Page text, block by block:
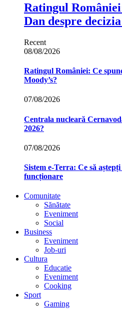
Ratingul
Dan despre
Recent
08/08/2026
Ratingul României: Ce
Moody’s?
07/08/2026
Centrala nucleară
2026?
07/08/2026
Sistem e-Terra: Ce să
funcționare
Comunitate
Sănătate
Eveniment
Social
Business
Eveniment
Job-uri
Cultura
Educatie
Eveniment
Cooking
Sport
Gaming